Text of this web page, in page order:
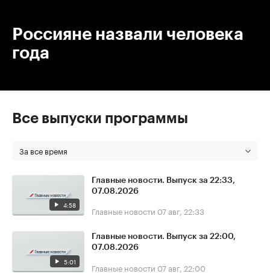
Россияне назвали человека
года
Все выпуски программы
За все время
4:58
Главные новости. Выпуск за 22:33,
07.08.2026
Главные новости 07 авг, 22:33
5:01
Главные новости. Выпуск за 22:00,
07.08.2026
Главные новости 07 авг, 22:00